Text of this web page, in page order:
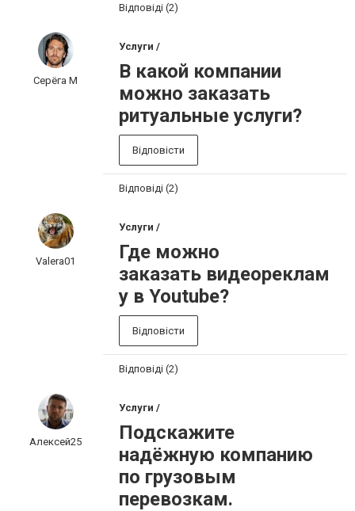
Відповіді (2)
Серёга М
Услуги /
В какой компании
можно заказать
ритуальные услуги?
Відповісти
Відповіді (2)
Valera01
Услуги /
Где можно
заказать видеореклам
у в Youtube?
Відповісти
Відповіді (2)
Алексей25
Услуги /
Подскажите
надёжную компанию
по грузовым
перевозкам.